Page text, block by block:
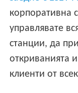
корпоративна
управлявате
станции, да
откриванията
клиенти от